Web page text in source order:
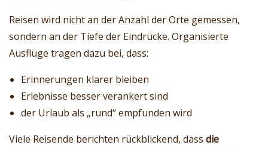
Reisen wird nicht an der Anzahl der Orte gemessen,
sondern an der Tiefe der Eindrücke. Organisierte
Ausflüge tragen dazu bei, dass:
Erinnerungen klarer bleiben
Erlebnisse besser verankert sind
der Urlaub als „rund“ empfunden wird
Viele Reisende berichten rückblickend, dass die